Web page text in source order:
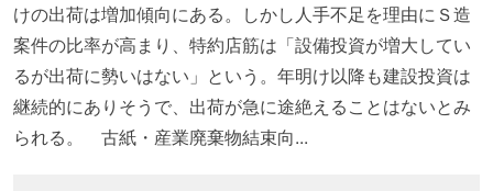
けの出荷は増加傾向にある。しかし人手不足を理由にＳ造
案件の比率が高まり、特約店筋は「設備投資が増大してい
るが出荷に勢いはない」という。年明け以降も建設投資は
継続的にありそうで、出荷が急に途絶えることはないとみ
られる。 古紙・産業廃棄物結束向...